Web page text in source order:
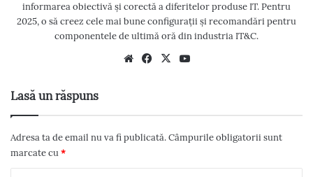
informarea obiectivă și corectă a diferitelor produse IT. Pentru
2025, o să creez cele mai bune configurații și recomandări pentru
componentele de ultimă oră din industria IT&C.
We
Fac
X
Lasă un răspuns
Adresa ta de email nu va fi publicată.Câmpurile obligatorii sunt
marcate cu*